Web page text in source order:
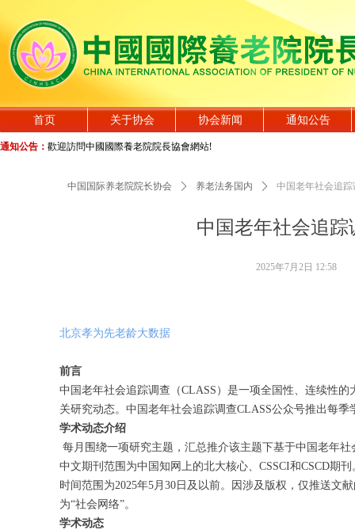
首页 关于协会 协会新闻 通知公告
通知公告： 歡迎訪問中國國際養老院院長協會網站!
中国老年社会追
中国国际养老院院长协会 ꄲ 养老法务国内 ꄲ 中国老年社会追
北京孝为先老龄大数据
前言
中国老年社会追踪调查（CLASS）是一项全国性、连续性
关研究动态。中国老年社会追踪调查CLASS公众号推出每
学术动态介绍
每月围绕一项研究主题，汇总推介该主题下基于中国老年
中文期刊范围为中国知网上的北大核心、CSSCI和CSCD期
时间范围为2025年5月30日及以前。因涉及版权，仅推送文
为“社会网络”。
学术动态
2025年7月2日 12:58